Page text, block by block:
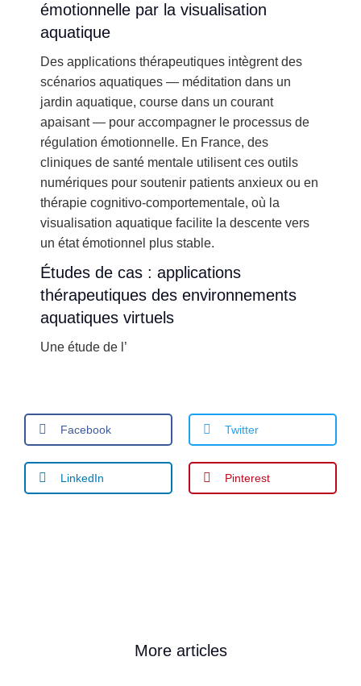
émotionnelle par la visualisation
aquatique
Des applications thérapeutiques intègrent des
scénarios aquatiques — méditation dans un
jardin aquatique, course dans un courant
apaisant — pour accompagner le processus de
régulation émotionnelle. En France, des
cliniques de santé mentale utilisent ces outils
numériques pour soutenir patients anxieux ou en
thérapie cognitivo-comportementale, où la
visualisation aquatique facilite la descente vers
un état émotionnel plus stable.
Études de cas : applications
thérapeutiques des environnements
aquatiques virtuels
Une étude de l’
Facebook Twitter
LinkedIn Pinterest
More articles